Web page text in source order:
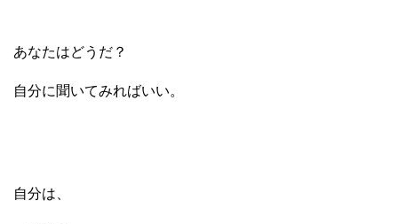
あなたはどうだ？
自分に聞いてみればいい。
自分は、